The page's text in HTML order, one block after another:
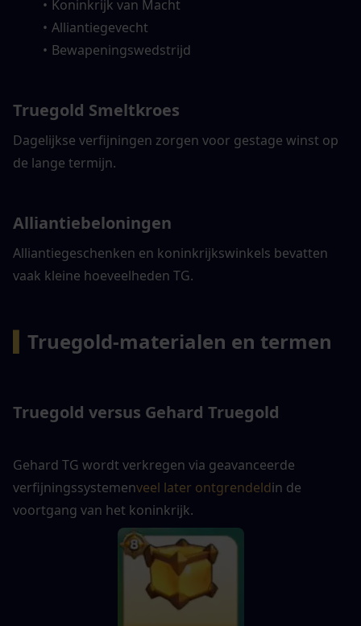
Koninkrijk van Macht
Alliantiegevecht
Bewapeningswedstrijd
Truegold Smeltkroes
Dagelijkse verfijningen zorgen voor gestage winst op
de lange termijn.
Alliantiebeloningen
Alliantiegeschenken en koninkrijkswinkels bevatten
vaak kleine hoeveelheden TG.
Truegold-materialen en termen
Truegold versus Gehard Truegold
Gehard TG wordt verkregen via geavanceerde
verfijningssystemenveel later ontgrendeldin de
voortgang van het koninkrijk.